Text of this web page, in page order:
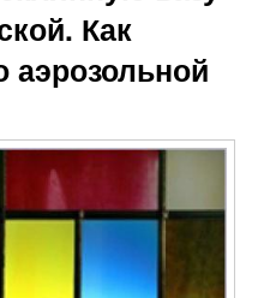
Как
аэрозольной